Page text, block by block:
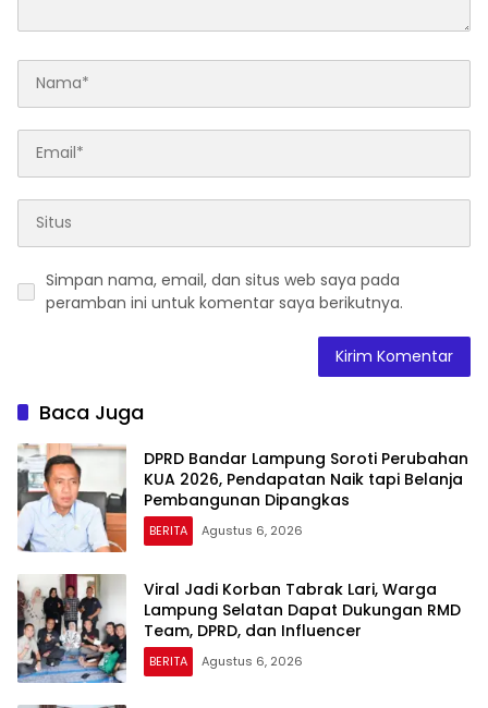
Simpan nama, email, dan situs web saya pada
peramban ini untuk komentar saya berikutnya.
Baca Juga
DPRD Bandar Lampung Soroti Perubahan
KUA 2026, Pendapatan Naik tapi Belanja
Pembangunan Dipangkas
BERITA Agustus 6, 2026
Viral Jadi Korban Tabrak Lari, Warga
Lampung Selatan Dapat Dukungan RMD
Team, DPRD, dan Influencer
BERITA Agustus 6, 2026